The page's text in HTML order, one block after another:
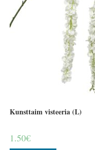
Kunsttaim visteeria (L)
1.50€